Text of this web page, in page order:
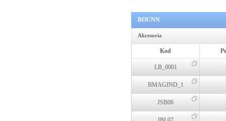
BOUNN
Akcesoria
Kod
LB_0001
BMAGIND_1
JSB06